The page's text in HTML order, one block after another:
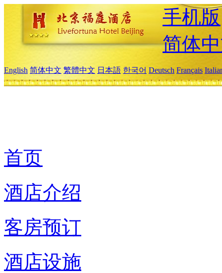
手机版
简体
English 简体中文 繁體中文 日本語 한국어 Deutsch Français
首页
酒店介绍
客房预订
酒店设施